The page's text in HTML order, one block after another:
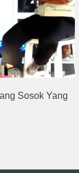
Sosok Yang